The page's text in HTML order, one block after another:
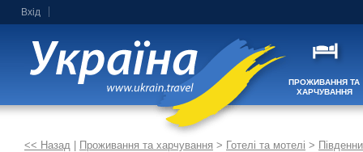
Вхід
ПРОЖИВАННЯ ТА
ХАРЧУВАННЯ
<< Назад Проживання та харчування > Готелі та мотелі >